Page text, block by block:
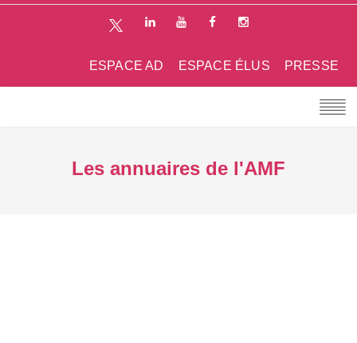
PRESSE
ESPACE ÉLUS
ESPACE AD
Les annuaires de l'AMF